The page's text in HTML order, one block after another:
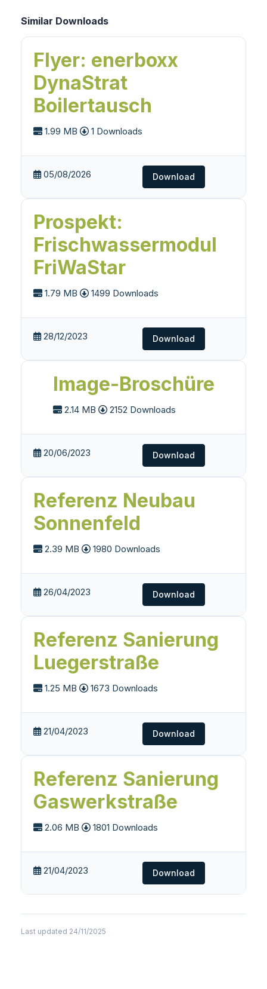
Similar Downloads
Flyer: enerboxx
DynaStrat
Boilertausch
1.99 MB 1 Downloads
05/08/2026 Download
Prospekt:
Frischwassermodul
FriWaStar
1.79 MB 1499 Downloads
28/12/2023 Download
Image-Broschüre
2.14 MB 2152 Downloads
20/06/2023 Download
Referenz Neubau
Sonnenfeld
2.39 MB 1980 Downloads
26/04/2023 Download
Referenz Sanierung
Luegerstraße
1.25 MB 1673 Downloads
21/04/2023 Download
Referenz Sanierung
Gaswerkstraße
2.06 MB 1801 Downloads
21/04/2023 Download
Last updated 24/11/2025